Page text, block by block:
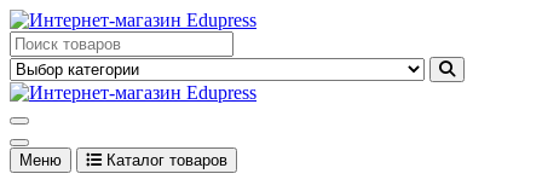
Перейти
к
содержимому
Edupress Uzbekistan, Edupress Узбекистан, книги, учебники на
английском языке
английском языке
Меню Каталог товаров